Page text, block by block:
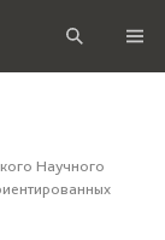
Научного